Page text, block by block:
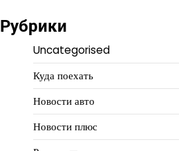
Рубрики
Uncategorised
Куда поехать
Новости авто
Новости плюс